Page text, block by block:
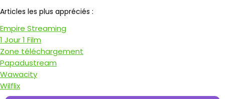
Articles les plus appréciés :
Empire Streaming
1 Jour 1 Film
Zone téléchargement
Papadustream
Wawacity
Wilflix